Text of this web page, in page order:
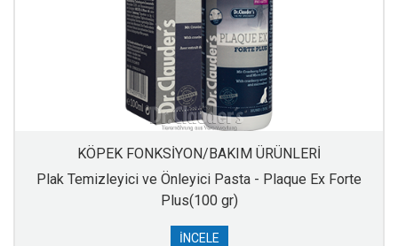
KÖPEK FONKSİYON/BAKIM ÜRÜNLERİ
Plak Temizleyici ve Önleyici Pasta - Plaque Ex Forte
Plus(100 gr)
İNCELE